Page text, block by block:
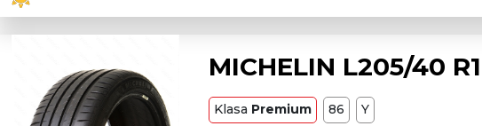
MICHELIN L205/40
Klasa Premium 86 Y